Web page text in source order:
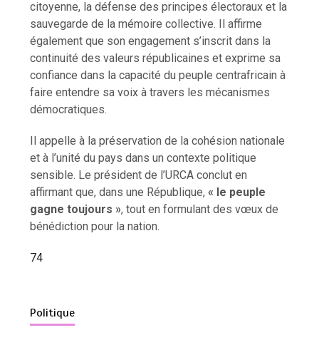
citoyenne, la défense des principes électoraux et la
sauvegarde de la mémoire collective. Il affirme
également que son engagement s’inscrit dans la
continuité des valeurs républicaines et exprime sa
confiance dans la capacité du peuple centrafricain à
faire entendre sa voix à travers les mécanismes
démocratiques.
Il appelle à la préservation de la cohésion nationale
et à l’unité du pays dans un contexte politique
sensible. Le président de l’URCA conclut en
affirmant que, dans une République,« le peuple
gagne toujours », tout en formulant des vœux de
bénédiction pour la nation.
74
Politique